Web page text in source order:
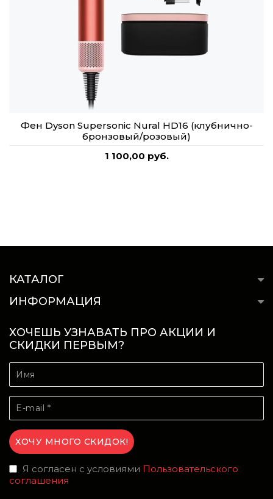
Фен Dyson Supersonic Nural HD16 (клубнично-
бронзовый/розовый)
1 100,00 руб.
КАТАЛОГ
ИНФОРМАЦИЯ
ХОЧЕШЬ УЗНАВАТЬ ПРО АКЦИИ И
СКИДКИ ПЕРВЫМ?
Я согласен с условиями Пользовательского
соглашения